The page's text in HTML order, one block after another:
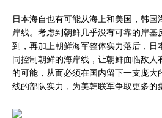
日本海自也有可能从海上和美国，韩
岸线。考虑到朝鲜几乎没有可靠的岸基
到，再加上朝鲜海军整体实力落后，日
同控制朝鲜的海岸线，让朝鲜面临敌
的可能，从而必须在国内留下一支庞大
线的部队实力，为美韩联军争取更多的